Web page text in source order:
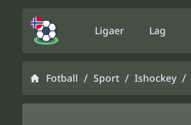
Ligaer Lag
Fotball / Sport / Ishockey /